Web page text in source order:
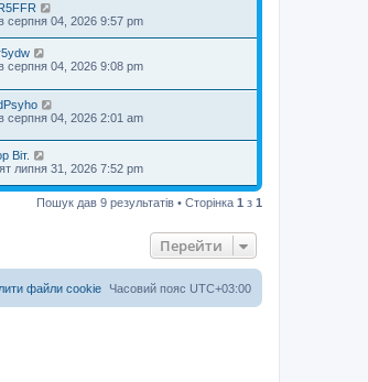
серпня 04, 2026 9:57 pm
серпня 04, 2026 9:08 pm
серпня 04, 2026 2:01 am
Віт.
липня 31, 2026 7:52 pm
Пошук дав 9 результатів • Сторінка 1 з 1
Перейти
Часовий пояс UTC+03:00
файли cookie